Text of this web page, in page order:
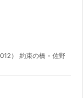
） 約束の橋 - 佐野